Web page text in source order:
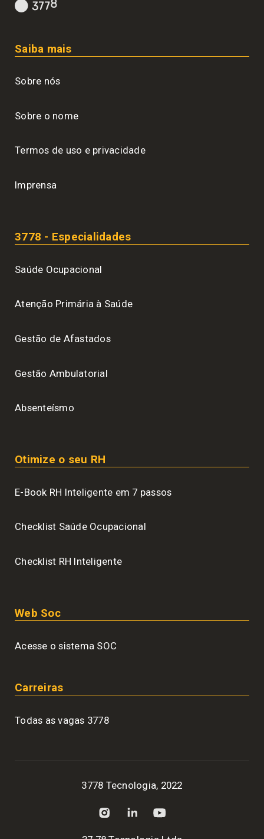
Saiba mais
Sobre nós
Sobre o nome
Termos de uso e privacidade
Imprensa
3778 - Especialidades
Saúde Ocupacional
Atenção Primária à Saúde
Gestão de Afastados
Gestão Ambulatorial
Absenteísmo
Otimize o seu RH
E-Book RH Inteligente em 7 passos
Checklist Saúde Ocupacional
Checklist RH Inteligente
Web Soc
Acesse o sistema SOC
Carreiras
Todas as vagas 3778
3778 Tecnologia, 2022